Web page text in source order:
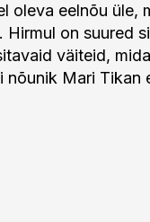
oleva eelnõu üle,
on suured
väiteid,
nõunik Mari Tikan